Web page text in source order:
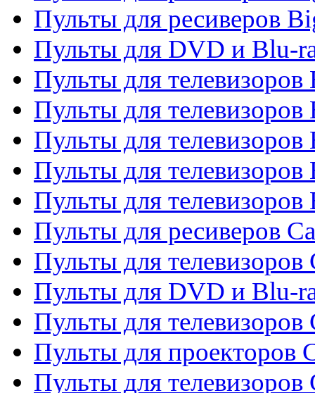
Пульты для ресиверов
Пульты для DVD и Blu-
Пульты для телевизоров
Пульты для телевизоров
Пульты для телевизоров
Пульты для телевизоров
Пульты для телевизоров
Пульты для ресиверов
Пульты для телевизоров
Пульты для DVD и Blu-
Пульты для телевизоров
Пульты для проекторов
Пульты для телевизоров